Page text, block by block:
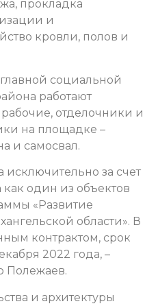
прокладка
и
кровли, полов и
социальной
работают
отделочники и
на площадке –
и самосвал.
исключительно за счет
один из объектов
«Развитие
области». В
контрактом, срок
2022 года, –
Полежаев.
и архитектуры